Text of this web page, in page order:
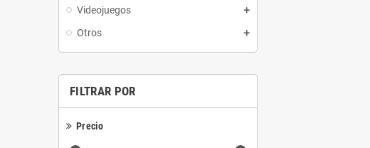
Videojuegos
Otros
FILTRAR POR
Precio